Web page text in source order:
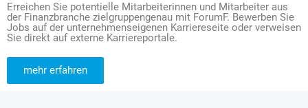
Erreichen Sie potentielle Mitarbeiterinnen und Mitarbeiter aus
der Finanzbranche zielgruppengenau mit ForumF. Bewerben Sie
Jobs auf der unternehmenseigenen Karriereseite oder verweisen
Sie direkt auf externe Karriereportale.
mehr erfahren